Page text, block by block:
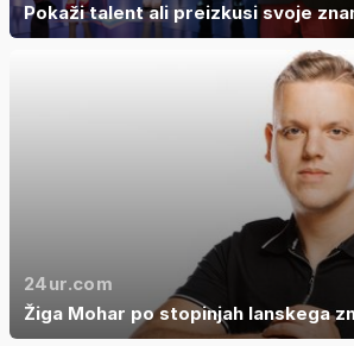
Pokaži talent ali preizkusi svoje
24ur.com
Žiga Mohar po stopinjah lanskega